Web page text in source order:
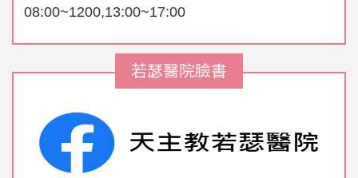
08:00~1200,13:00~17:00
若瑟醫院臉書